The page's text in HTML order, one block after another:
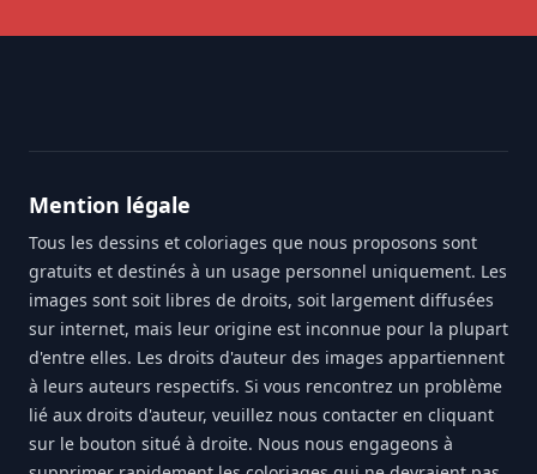
Mention légale
Tous les dessins et coloriages que nous proposons sont
gratuits et destinés à un usage personnel uniquement. Les
images sont soit libres de droits, soit largement diffusées
sur internet, mais leur origine est inconnue pour la plupart
d'entre elles. Les droits d'auteur des images appartiennent
à leurs auteurs respectifs. Si vous rencontrez un problème
lié aux droits d'auteur, veuillez nous contacter en cliquant
sur le bouton situé à droite. Nous nous engageons à